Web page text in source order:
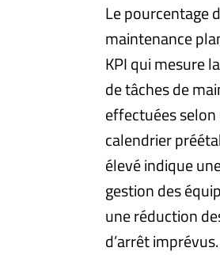
Le pourcentage
maintenance
KPI qui mesure
de tâches de
effectuées selon
calendrier
élevé indique
gestion des
une réduction
d’arrêt imprévus.